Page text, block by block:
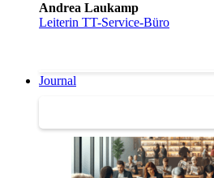
Andrea Laukamp
Leiterin TT-Service-Büro
Journal